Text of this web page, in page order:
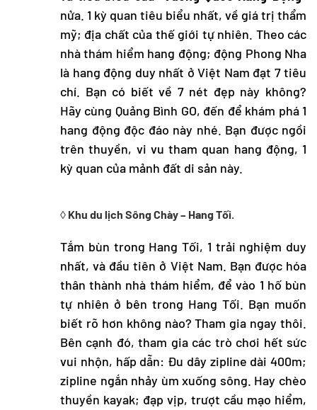
nửa. 1 kỳ quan tiêu biểu nhất, về giá trị thẩm
mỹ; địa chất của thế giới tự nhiên. Theo các
nhà thám hiểm hang động; động Phong Nha
là hang động duy nhất ở Việt Nam đạt 7 tiêu
chí. Bạn có biết về 7 nét đẹp này không?
Hãy cùng Quảng Bình GO, đến để khám phá 1
hang động độc đáo này nhé. Bạn được ngồi
trên thuyền, vi vu tham quan hang động, 1
kỳ quan của mảnh đất di sản này.
◊ Khu du lịch Sông Chày – Hang Tối.
Tắm bùn trong Hang Tối, 1 trải nghiệm duy
nhất, và đầu tiên ở Việt Nam. Bạn được hóa
thân thành nhà thám hiểm, để vào 1 hố bùn
tự nhiên ở bên trong Hang Tối. Bạn muốn
biết rõ hơn không nào? Tham gia ngay thôi.
Bên cạnh đó, tham gia các trò chơi hết sức
vui nhộn, hấp dẫn: Đu dây zipline dài 400m;
zipline ngắn nhảy ùm xuống sông. Hay chèo
thuyền kayak; đạp vịp, trượt cầu mạo hiểm,